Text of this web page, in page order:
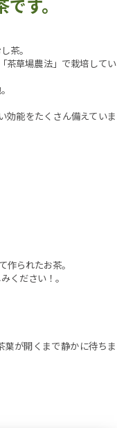
す。
茶。
茶草場農法」で栽培してい
効能をたくさん備えていま
られたお茶。
ください！。
が開くまで静かに待ちま